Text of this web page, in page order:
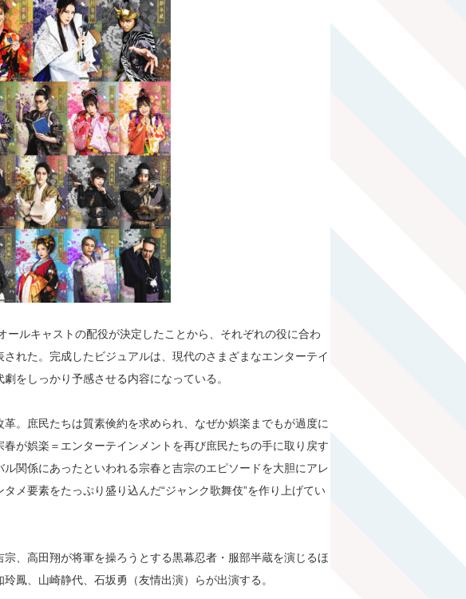
ールキャストの配役が決定したことから、それぞれの役に合わ
れた。完成したビジュアルは、現代のさまざまなエンターテイ
をしっかり予感させる内容になっている。
。庶民たちは質素倹約を求められ、なぜか娯楽までもが過度に
が娯楽＝エンターテインメントを再び庶民たちの手に取り戻す
関係にあったといわれる宗春と吉宗のエピソードを大胆にアレ
メ要素をたっぷり盛り込んだ“ジャンク歌舞伎”を作り上げてい
、高田翔が将軍を操ろうとする黒幕忍者・服部半蔵を演じるほ
鳳、山崎静代、石坂勇（友情出演）らが出演する。